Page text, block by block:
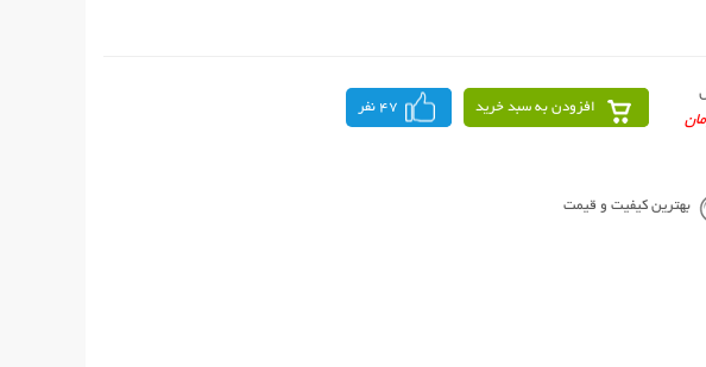
افزودن به سبد خرید 47 نفر
بهترین کیفیت و قیمت